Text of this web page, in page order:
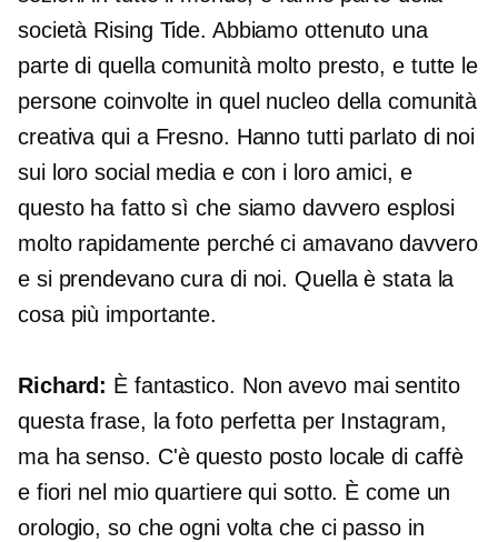
società Rising Tide. Abbiamo ottenuto una
parte di quella comunità molto presto, e tutte le
persone coinvolte in quel nucleo della comunità
creativa qui a Fresno. Hanno tutti parlato di noi
sui loro social media e con i loro amici, e
questo ha fatto sì che siamo davvero esplosi
molto rapidamente perché ci amavano davvero
e si prendevano cura di noi. Quella è stata la
cosa più importante.
Richard: È fantastico. Non avevo mai sentito
questa frase, la foto perfetta per Instagram,
ma ha senso. C'è questo posto locale di caffè
e fiori nel mio quartiere qui sotto. È come un
orologio, so che ogni volta che ci passo in